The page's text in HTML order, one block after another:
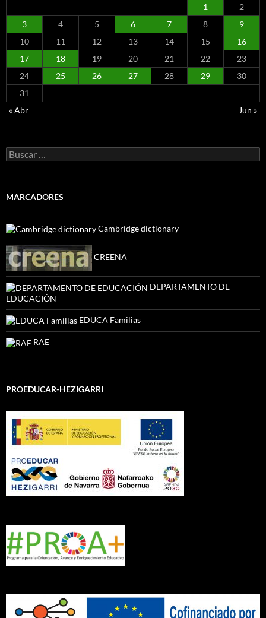
1
2
3
4 5 6 7 8
9
10
11 12 13 14 15
16
17
18 19 20 21 22
23
24
25 26 27 28 29
30
31
« Abr
Jun »
Buscar:
MARCADORES
Cambridge dictionary
CREENA
DEPARTAMENTO DE
EDUCACIÓN
EDUCA Familias
RAE
PROEDUCAR-HEZIGARRI